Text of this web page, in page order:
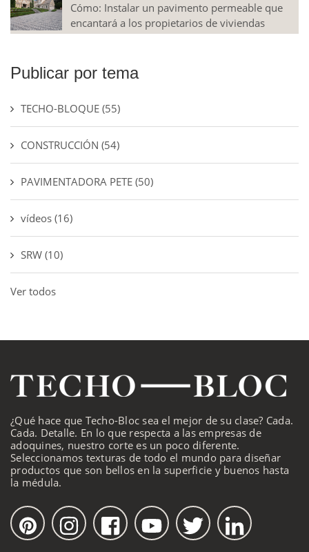
Cómo: Instalar un pavimento permeable que
encantará a los propietarios de viviendas
Publicar por tema
TECHO-BLOQUE (55)
CONSTRUCCIÓN (54)
PAVIMENTADORA PETE (50)
vídeos (16)
SRW (10)
Ver todos
¿Qué hace que Techo-Bloc sea el mejor de su clase? Cada.
Cada. Detalle. En lo que respecta a las empresas de
adoquines, nuestro corte es un poco diferente.
Seleccionamos texturas de todo el mundo para diseñar
productos que son bellos en la superficie y buenos hasta
la médula.